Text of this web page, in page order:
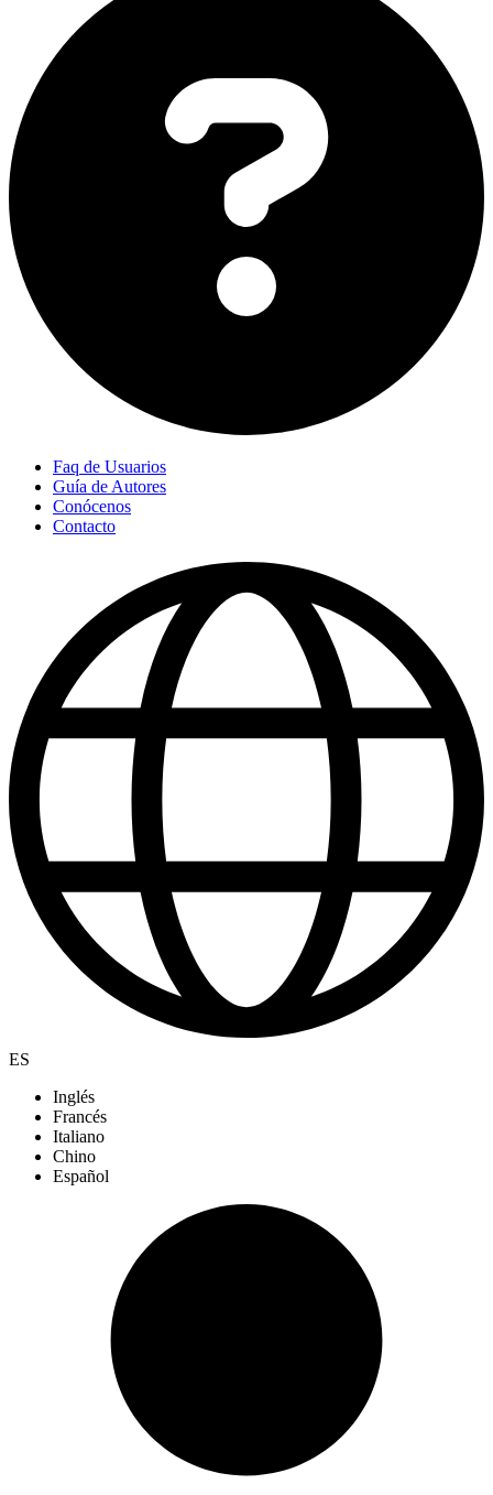
Faq de Usuarios
Guía de Autores
Conócenos
Contacto
ES
Inglés
Francés
Italiano
Chino
Español